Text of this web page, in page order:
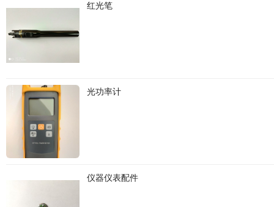
红光笔
光功率计
仪器仪表配件